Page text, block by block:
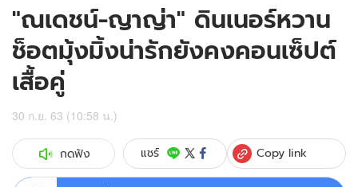
"ณเดชน์-ญาญ่า" ดินเนอร์หวาน
ช็อตมุ้งมิ้งน่ารักยังคงคอนเซ็ปต์
เสื้อคู่
30 ก.ย. 63 (10:58 น.)
กดฟัง แชร์ Copy link